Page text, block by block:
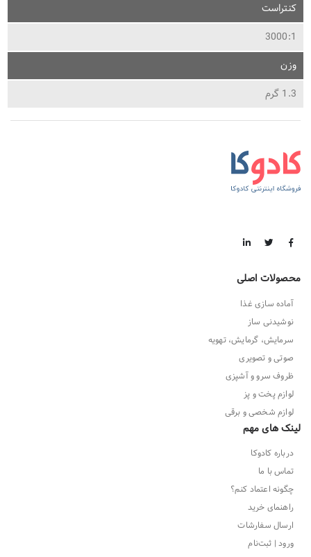
کنتراست
3000:1
وزن
1.3 گرم
محصولات اصلی
آماده سازی غذا
نوشیدنی ساز
سرمایش، گرمایش، تهویه
صوتی و تصویری
ظروف سرو و آشپزی
لوازم پخت و پز
لوازم شخصی و برقی
لینک های مهم
درباره کادوکا
تماس با ما
چگونه اعتماد کنم؟
راهنمای خرید
ارسال سفارشات
ورود | ثبت‌نام